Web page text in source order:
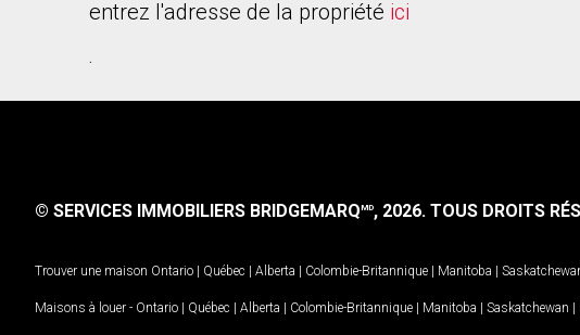
entrez l'adresse de la propriété ici
.
© SERVICES IMMOBILIERS BRIDGEMARQMD, 2026. TOUS DROITS
Trouver une maison Ontario | Québec | Alberta | Colombie-Britannique | Manitoba |
Maisons à louer - Ontario | Québec | Alberta | Colombie-Britannique | Manitoba | Saskatchewan |